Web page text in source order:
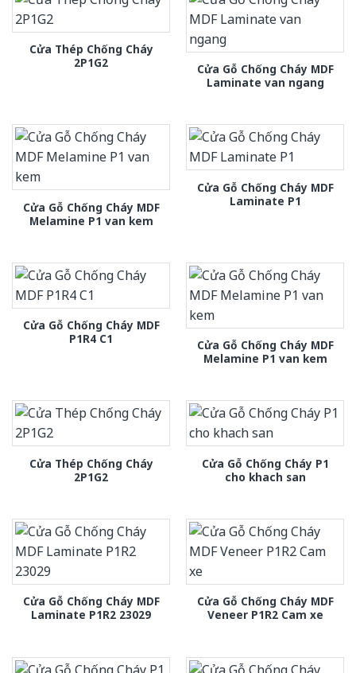
Cửa Thép Chống Cháy
2P1G2
Cửa Gỗ Chống Cháy MDF
Laminate van ngang
Cửa Gỗ Chống Cháy MDF
Melamine P1 van kem
Cửa Gỗ Chống Cháy MDF
Laminate P1
Cửa Gỗ Chống Cháy MDF
P1R4 C1
Cửa Gỗ Chống Cháy MDF
Melamine P1 van kem
Cửa Thép Chống Cháy
2P1G2
Cửa Gỗ Chống Cháy P1
cho khach san
Cửa Gỗ Chống Cháy MDF
Laminate P1R2 23029
Cửa Gỗ Chống Cháy MDF
Veneer P1R2 Cam xe